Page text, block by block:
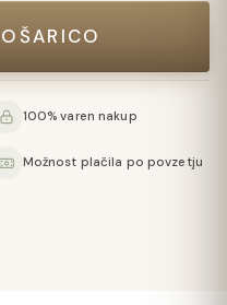
100% varen nakup
Možnost plačila po povzetju